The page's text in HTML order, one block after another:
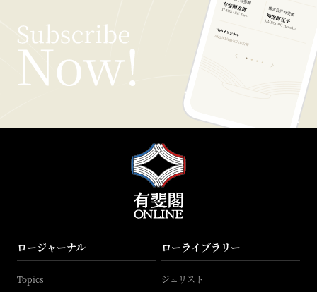
ロージャーナル
Topics
ローライブラリー
ジュリスト